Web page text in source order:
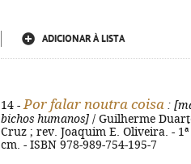
ADICIONAR À LISTA
14 - Por falar noutra coisa :
bichos humanos] / Guilherme
Cruz ; rev. Joaquim E. Oliveira. -
cm. - ISBN 978-989-754-195-7